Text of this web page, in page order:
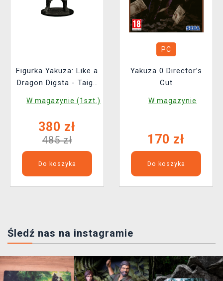
Figurka Yakuza: Like a
Dragon Digsta - Taiga
W magazynie (1szt.)
380 zł
485 zł
Do koszyka
PC
Yakuza 0 Director’s
Cut
W magazynie
170 zł
Do koszyka
Śledź nas na instagramie